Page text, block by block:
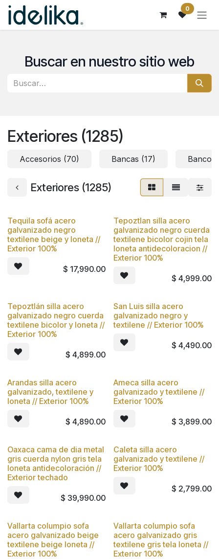
Ir al contenido 0
Buscar en nuestro sitio web
Exteriores (1285)
Accesorios (70) Bancas (17) Bancos
Exteriores (1285)
Nuevo
Tequila sofá acero
galvanizado negro
textilene beige y loneta //
Exterior 100%
$ 17,990.00
Nuevo
Tepoztlan silla acero
galvanizado negro cuerda
textilene bicolor cojin tela
loneta antidecoloracion //
Exterior 100%
$ 4,999.00
Nuevo
Tepoztlán silla acero
galvanizado negro cuerda
textilene bicolor y loneta //
Exterior 100%
$ 4,899.00
Nuevo
San Luis silla acero
galvanizado negro y
textilene // Exterior 100%
$ 4,490.00
Nuevo
Arandas silla acero
galvanizado, textilene y
loneta // Exterior 100%
$ 4,890.00
Nuevo
Ameca silla acero
galvanizado y textilene //
Exterior 100%
$ 3,899.00
Nuevo
Oaxaca cama de dia metal
gris cuerda nylon gris tela
loneta antidecoloración //
Exterior techado
$ 39,990.00
Nuevo
Caleta silla acero
galvanizado y textilene //
Exterior 100%
$ 2,799.00
Nuevo
Vallarta columpio sofa
acero galvanizado beige
textilene beige loneta //
Exterior 100%
Nuevo
Vallarta columpio sofa
acero galvanizado gris
textilene gris tela loneta //
Exterior 100%